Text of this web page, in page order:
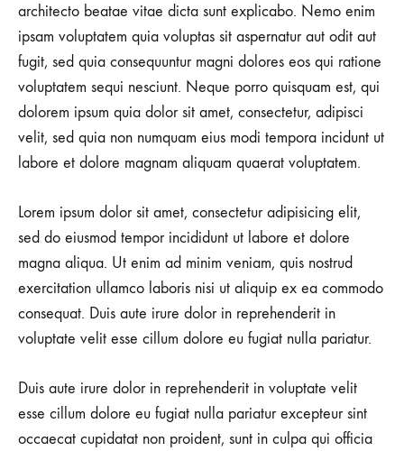
architecto beatae vitae dicta sunt explicabo. Nemo enim
ipsam voluptatem quia voluptas sit aspernatur aut odit aut
fugit, sed quia consequuntur magni dolores eos qui ratione
voluptatem sequi nesciunt. Neque porro quisquam est, qui
dolorem ipsum quia dolor sit amet, consectetur, adipisci
velit, sed quia non numquam eius modi tempora incidunt ut
labore et dolore magnam aliquam quaerat voluptatem.
Lorem ipsum dolor sit amet, consectetur adipisicing elit,
sed do eiusmod tempor incididunt ut labore et dolore
magna aliqua. Ut enim ad minim veniam, quis nostrud
exercitation ullamco laboris nisi ut aliquip ex ea commodo
consequat. Duis aute irure dolor in reprehenderit in
voluptate velit esse cillum dolore eu fugiat nulla pariatur.
Duis aute irure dolor in reprehenderit in voluptate velit
esse cillum dolore eu fugiat nulla pariatur excepteur sint
occaecat cupidatat non proident, sunt in culpa qui officia